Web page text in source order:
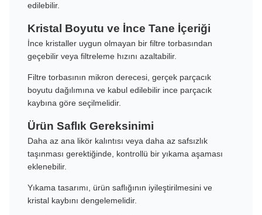
edilebilir.
Kristal Boyutu ve İnce Tane İçeriği
İnce kristaller uygun olmayan bir filtre torbasından
geçebilir veya filtreleme hızını azaltabilir.
Filtre torbasının mikron derecesi, gerçek parçacık
boyutu dağılımına ve kabul edilebilir ince parçacık
kaybına göre seçilmelidir.
Ürün Saflık Gereksinimi
Daha az ana likör kalıntısı veya daha az safsızlık
taşınması gerektiğinde, kontrollü bir yıkama aşaması
eklenebilir.
Yıkama tasarımı, ürün saflığının iyileştirilmesini ve
kristal kaybını dengelemelidir.